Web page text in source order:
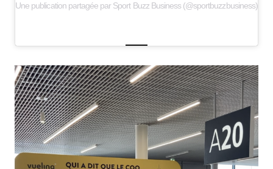
Une publication partagée par Sport Buzz Business (@sportbuzzbusiness)